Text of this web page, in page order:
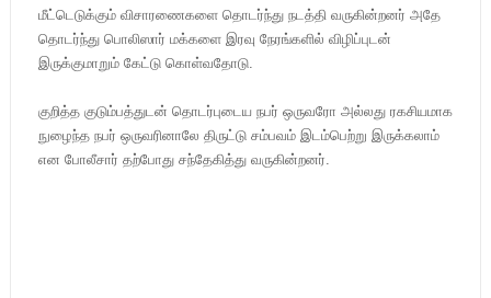
மீட்டெடுக்கும் விசாரணைகளை தொடர்ந்து நடத்தி வருகின்றனர் அதே
தொடர்ந்து பொலிஸார் மக்களை இரவு நேரங்களில் விழிப்புடன்
இருக்குமாறும் கேட்டு கொள்வதோடு.
குறித்த குடும்பத்துடன் தொடர்புடைய நபர் ஒருவரோ அல்லது ரகசியமாக
நுழைந்த நபர் ஒருவரினாலே திருட்டு சம்பவம் இடம்பெற்று இருக்கலாம்
என போலீசார் தற்போது சந்தேகித்து வருகின்றனர்.